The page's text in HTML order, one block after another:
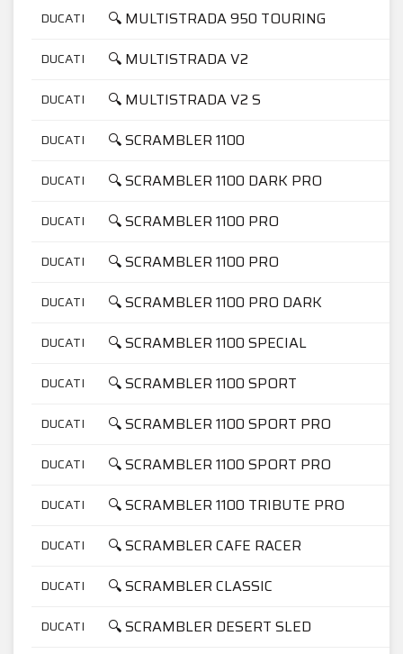
DUCATI 🔍 MULTISTRADA 950 TOURING
DUCATI 🔍 MULTISTRADA V2
DUCATI 🔍 MULTISTRADA V2 S
DUCATI 🔍 SCRAMBLER 1100
DUCATI 🔍 SCRAMBLER 1100 DARK PRO
DUCATI 🔍 SCRAMBLER 1100 PRO
DUCATI 🔍 SCRAMBLER 1100 PRO
DUCATI 🔍 SCRAMBLER 1100 PRO DARK
DUCATI 🔍 SCRAMBLER 1100 SPECIAL
DUCATI 🔍 SCRAMBLER 1100 SPORT
DUCATI 🔍 SCRAMBLER 1100 SPORT PRO
DUCATI 🔍 SCRAMBLER 1100 SPORT PRO
DUCATI 🔍 SCRAMBLER 1100 TRIBUTE PRO
DUCATI 🔍 SCRAMBLER CAFE RACER
DUCATI 🔍 SCRAMBLER CLASSIC
DUCATI 🔍 SCRAMBLER DESERT SLED